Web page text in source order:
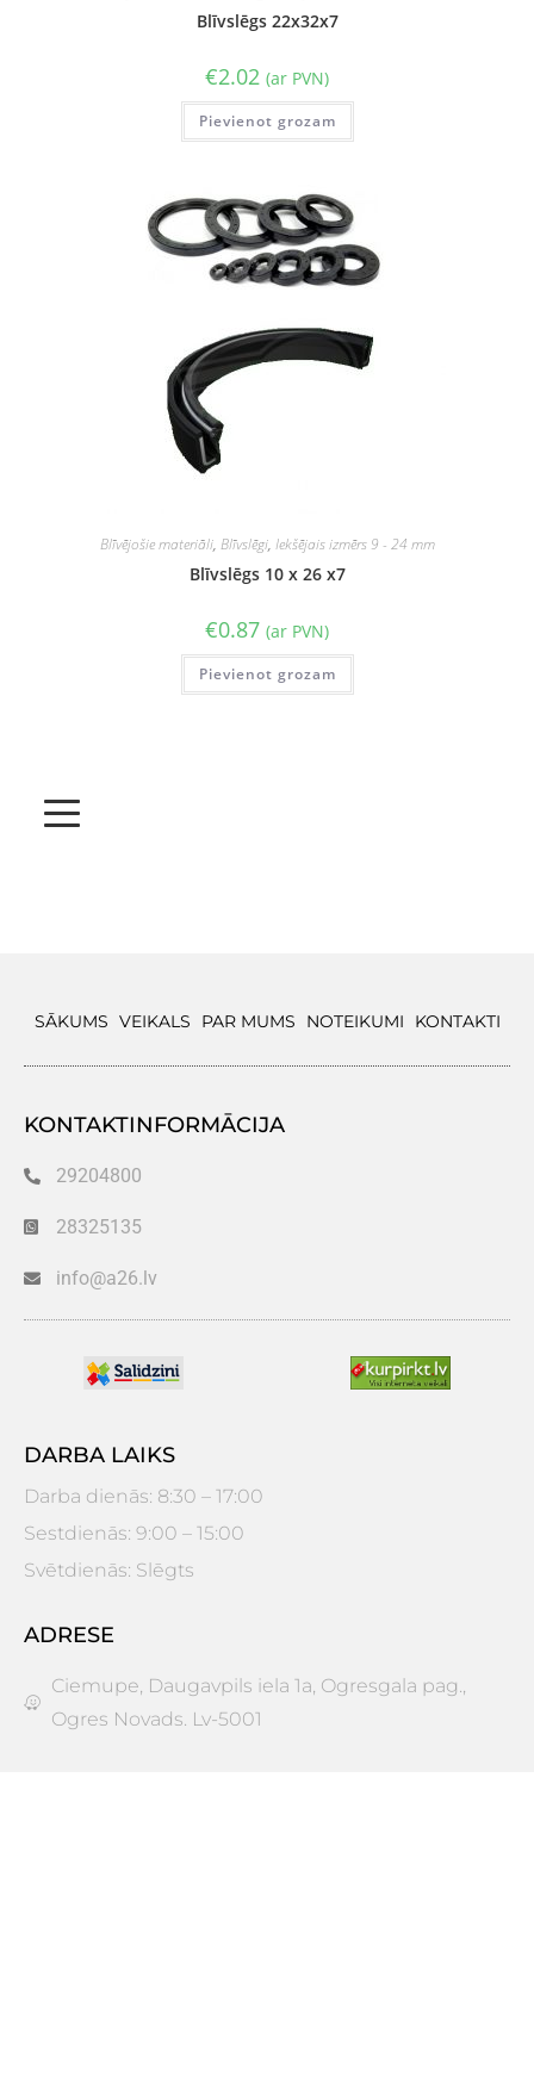
Blīvslēgs 22x32x7
€2.02 (ar PVN)
Pievienot grozam
Blīvējošie materiāli, Blīvslēgi, Iekšējais izmērs 9 - 24 mm
Blīvslēgs 10 x 26 x7
€0.87 (ar PVN)
Pievienot grozam
SĀKUMS VEIKALS PAR MUMS NOTEIKUMI KONTAKTI
KONTAKTINFORMĀCIJA
29204800
28325135
info@a26.lv
DARBA LAIKS
Darba dienās: 8:30 – 17:00
Sestdienās: 9:00 – 15:00
Svētdienās: Slēgts
ADRESE
Ciemupe, Daugavpils iela 1a, Ogresgala pag.,
Ogres Novads. Lv-5001